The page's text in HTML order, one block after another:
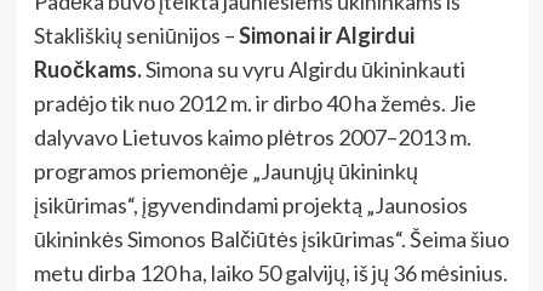
Stakliškių seniūnijos –Simonai ir Algirdui
Ruočkams.Simona su vyru Algirdu ūkininkauti
pradėjo tik nuo 2012 m. ir dirbo 40 ha žemės. Jie
dalyvavo Lietuvos kaimo plėtros 2007–2013 m.
programos priemonėje „Jaunųjų ūkininkų
įsikūrimas“, įgyvendindami projektą „Jaunosios
ūkininkės Simonos Balčiūtės įsikūrimas“. Šeima šiuo
metu dirba 120 ha, laiko 50 galvijų, iš jų 36 mėsinius.